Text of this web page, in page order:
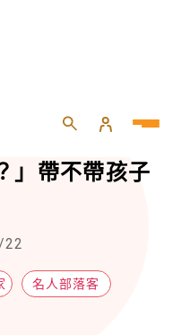
！」vs「疫情
」帶不帶孩子
名人部落客